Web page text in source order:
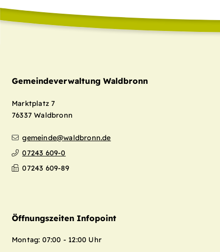
Gemeindeverwaltung Waldbronn
Marktplatz 7
76337 Waldbronn
gemeinde@waldbronn.de
07243 609-0
07243 609-89
Öffnungszeiten Infopoint
Montag: 07:00 - 12:00 Uhr